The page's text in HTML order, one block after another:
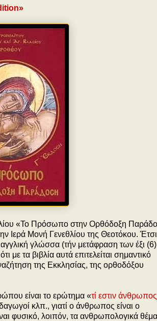
«Το Πρόσωπο στην Ορθόδοξη
Ιερά Μονή Γενεθλίου της Θεοτόκου.
γλώσσα (τήν μετάφραση των έξι
τα βιβλία αυτά επιτελείται σημαντικό
της Εκκλησίας, της ορθοδόξου
είναι το ερώτημα «τί εστιν άνθρωπος
κλπ., γιατί ο άνθρωπος είναι ο
φυσικό, λοιπόν, τα ανθρωπολογικά